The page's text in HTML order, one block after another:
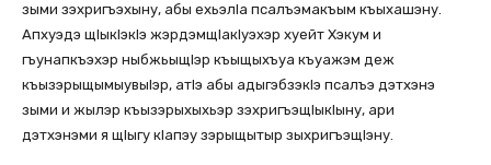
зыми зэхригъэхыну, абы ехьэлIа псалъэмакъым къыхашэну.
Апхуэдэ щIыкIэкIэ жэрдэмщIакIуэхэр хуейт Хэкум и
гъунапкъэхэр ныбжьыщIэр къыщыхъуа къуажэм деж
къызэрыщымыувыIэр, атIэ абы адыгэбзэкIэ псалъэ дэтхэнэ
зыми и жылэр къызэрыхыхьэр зэхригъэщIыкIыну, ари
дэтхэнэми я щIыгу кIапэу зэрыщытыр зыхригъэщIэну.